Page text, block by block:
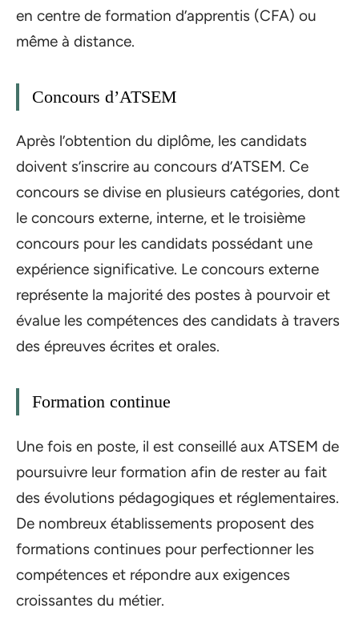
en centre de formation d’apprentis (CFA) ou
même à distance.
Concours d’ATSEM
Après l’obtention du diplôme, les candidats
doivent s’inscrire au concours d’ATSEM. Ce
concours se divise en plusieurs catégories, dont
le concours externe, interne, et le troisième
concours pour les candidats possédant une
expérience significative. Le concours externe
représente la majorité des postes à pourvoir et
évalue les compétences des candidats à travers
des épreuves écrites et orales.
Formation continue
Une fois en poste, il est conseillé aux ATSEM de
poursuivre leur formation afin de rester au fait
des évolutions pédagogiques et réglementaires.
De nombreux établissements proposent des
formations continues pour perfectionner les
compétences et répondre aux exigences
croissantes du métier.